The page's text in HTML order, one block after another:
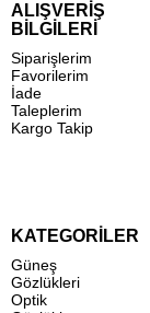
ALIŞVERİŞ
BİLGİLERİ
Siparişlerim
Favorilerim
İade
Taleplerim
Kargo Takip
KATEGORİLER
Güneş
Gözlükleri
Optik